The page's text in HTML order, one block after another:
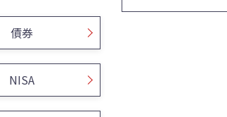
債券
NISA